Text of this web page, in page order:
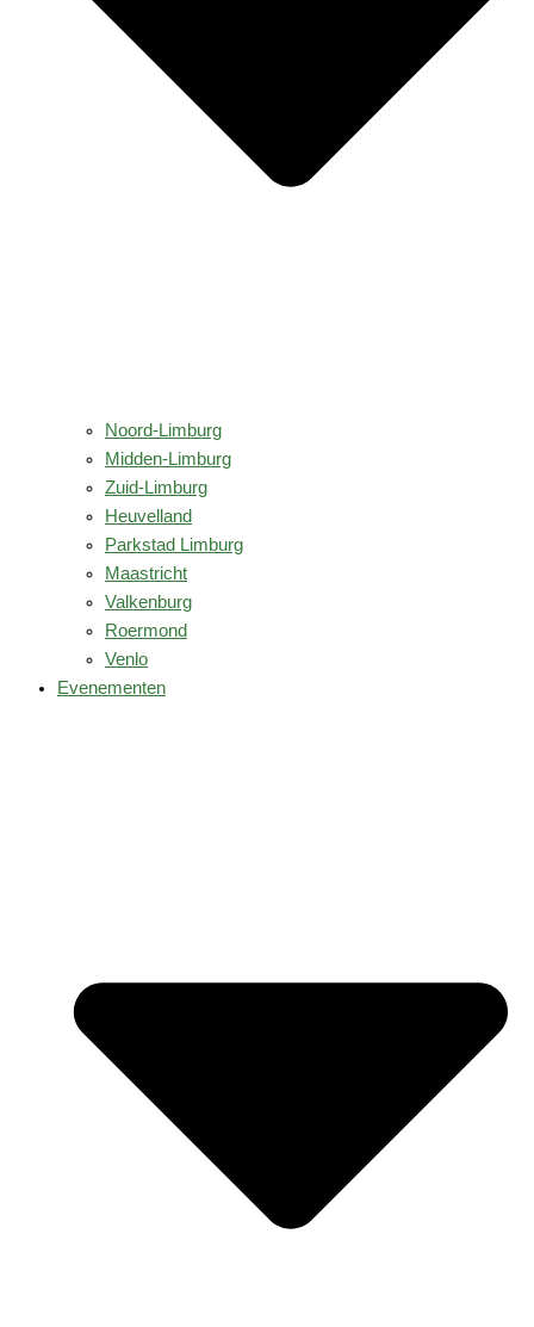
Noord-Limburg
Midden-Limburg
Zuid-Limburg
Heuvelland
Parkstad Limburg
Maastricht
Valkenburg
Roermond
Venlo
Evenementen